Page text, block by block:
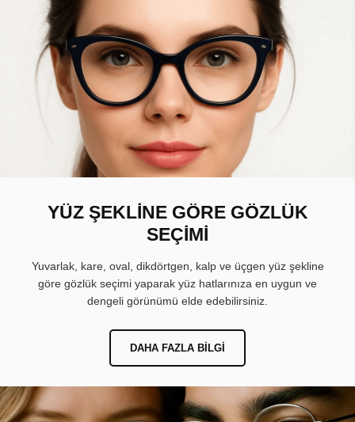
YÜZ ŞEKLİNE GÖRE GÖZLÜK
SEÇİMİ
Yuvarlak, kare, oval, dikdörtgen, kalp ve üçgen yüz şekline
göre gözlük seçimi yaparak yüz hatlarınıza en uygun ve
dengeli görünümü elde edebilirsiniz.
DAHA FAZLA BILGI